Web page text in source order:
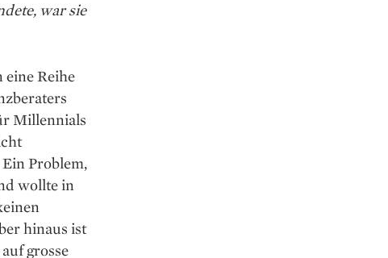
war sie
Reihe
Millennials
Problem,
wollte in
hinaus ist
grosse